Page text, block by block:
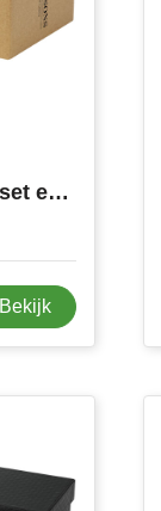
Male 90 ml 4-delige set espressokopjes
Bekijk